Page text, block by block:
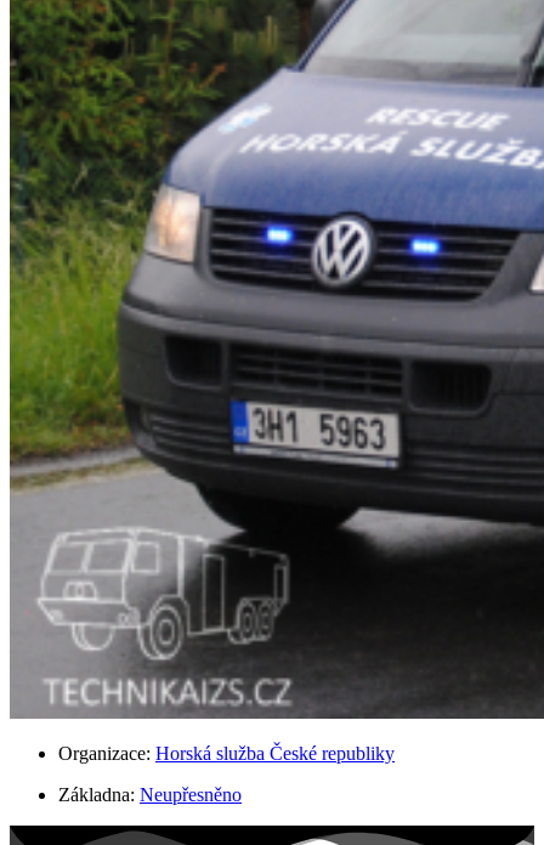
Organizace: Horská služba České republiky
Základna: Neupřesněno